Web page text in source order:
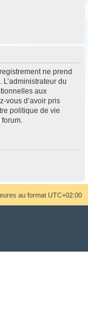
ne prend
du
aux
vous d’avoir pris
politique de vie
au format UTC+02:00